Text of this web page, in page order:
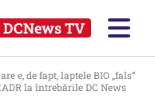
DCNews TV
e, de fapt, laptele BIO „fals”
la întrebările DC News